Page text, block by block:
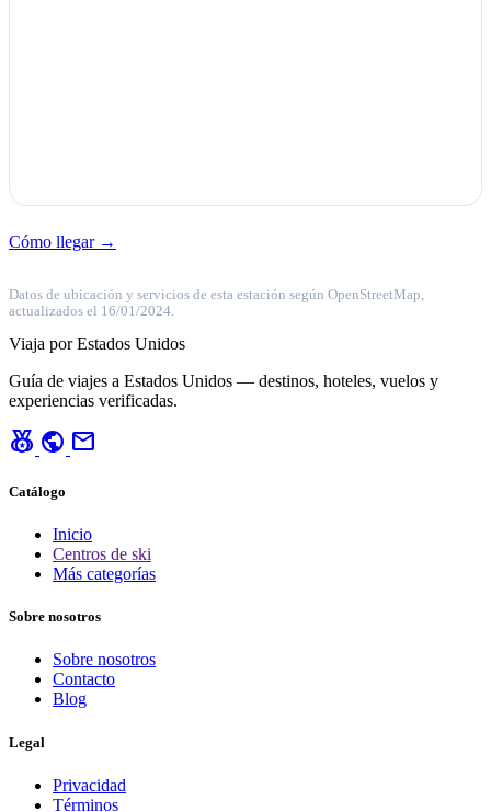
Cómo llegar →
Datos de ubicación y servicios de esta estación según OpenStreetMap,
actualizados el 16/01/2024.
Viaja por Estados Unidos
Guía de viajes a Estados Unidos — destinos, hoteles, vuelos y
experiencias verificadas.
social_leaderboard public mail
Catálogo
Inicio
Centros de ski
Más categorías
Sobre nosotros
Sobre nosotros
Contacto
Blog
Legal
Privacidad
Términos